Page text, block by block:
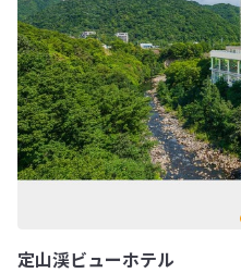
定山渓ビューホテル